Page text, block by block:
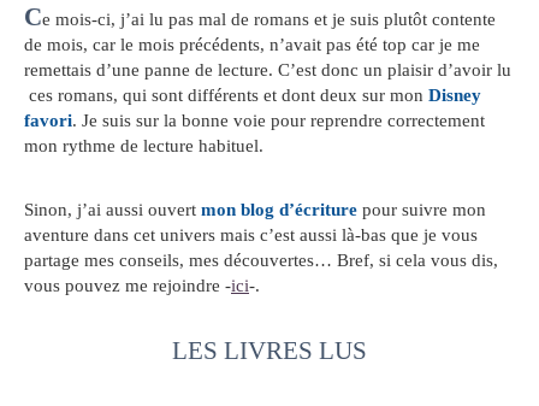
Ce mois-ci, j’ai lu pas mal de romans et je suis plutôt contente
de mois, car le mois précédents, n’avait pas été top car je me
remettais d’une panne de lecture. C’est donc un plaisir d’avoir lu
ces romans, qui sont différents et dont deux sur mon Disney
favori. Je suis sur la bonne voie pour reprendre correctement
mon rythme de lecture habituel.
Sinon, j’ai aussi ouvert mon blog d’écriture pour suivre mon
aventure dans cet univers mais c’est aussi là-bas que je vous
partage mes conseils, mes découvertes… Bref, si cela vous dis,
vous pouvez me rejoindre -ici-.
LES LIVRES LUS